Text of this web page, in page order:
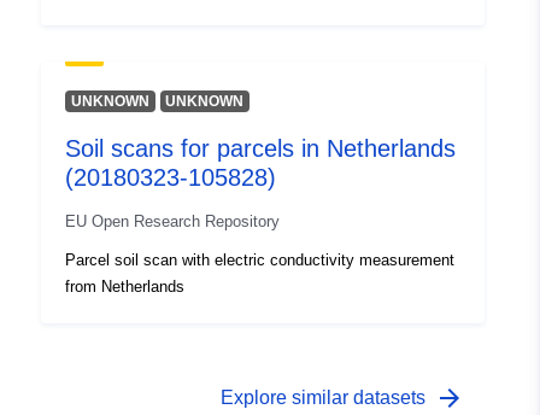
UNKNOWN UNKNOWN
Soil scans for parcels in Netherlands
(20180323-105828)
EU Open Research Repository
Parcel soil scan with electric conductivity measurement
from Netherlands
Explore similar datasets arrow_forward